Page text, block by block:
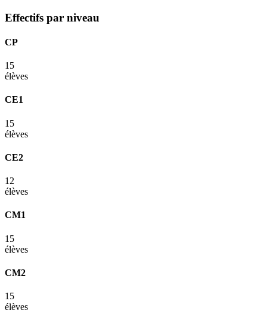
Effectifs par niveau
CP
15
élèves
CE1
15
élèves
CE2
12
élèves
CM1
15
élèves
CM2
15
élèves